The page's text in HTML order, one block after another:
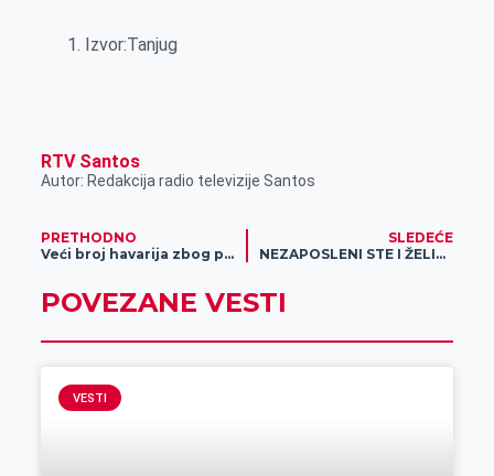
Izvor:Tanjug
RTV Santos
Autor: Redakcija radio televizije Santos
PRETHODNO
Veći broj havarija zbog preusmeravanja vodosnabdevanja, potrebna zamena dela cevi u ulici Pere Dobrinovića
SLEDEĆE
NEZAPOSLENI STE I ŽELITE DA RADITE – MOŽDA JE BAŠ OVO PRILIKA ZA VAS
POVEZANE VESTI
VESTI